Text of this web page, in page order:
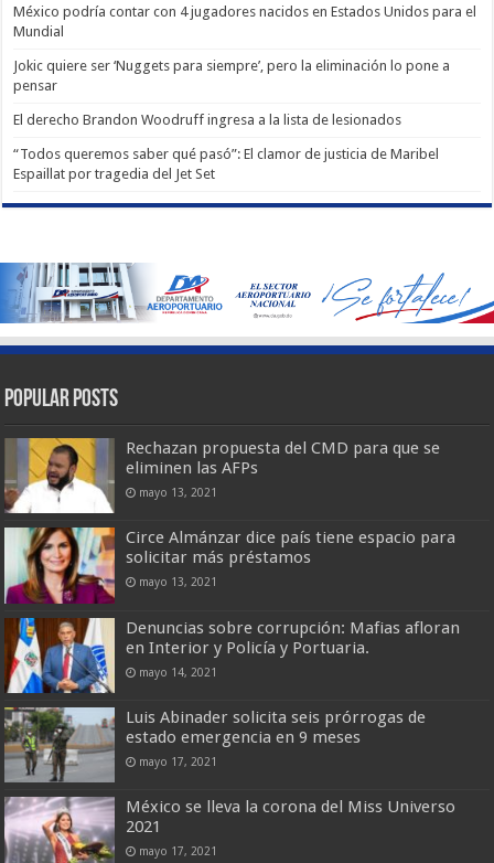
México podría contar con 4 jugadores nacidos en Estados Unidos para el
Mundial
Jokic quiere ser ‘Nuggets para siempre’, pero la eliminación lo pone a
pensar
El derecho Brandon Woodruff ingresa a la lista de lesionados
“Todos queremos saber qué pasó”: El clamor de justicia de Maribel
Espaillat por tragedia del Jet Set
Popular Posts
Rechazan propuesta del CMD para que se
eliminen las AFPs
mayo 13, 2021
Circe Almánzar dice país tiene espacio para
solicitar más préstamos
mayo 13, 2021
Denuncias sobre corrupción: Mafias afloran
en Interior y Policía y Portuaria.
mayo 14, 2021
Luis Abinader solicita seis prórrogas de
estado emergencia en 9 meses
mayo 17, 2021
México se lleva la corona del Miss Universo
2021
mayo 17, 2021